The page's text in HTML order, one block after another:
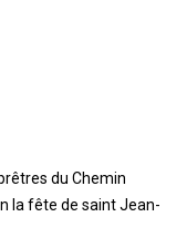
du Chemin
la fête de saint Jean-